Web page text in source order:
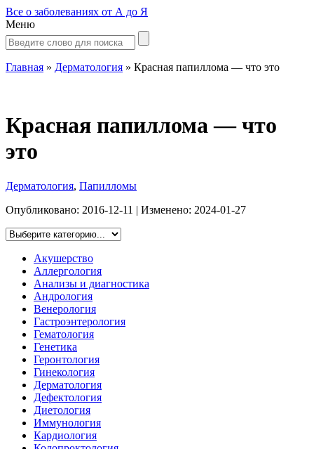
Все о заболеваниях от А до Я
Меню
Главная » Дерматология » Красная папиллома — что это
Красная папиллома — что
это
Дерматология, Папилломы
Опубликовано: 2016-12-11 | Изменено: 2024-01-27
Акушерство
Аллергология
Анализы и диагностика
Андрология
Венерология
Гастроэнтерология
Гематология
Генетика
Геронтология
Гинекология
Дерматология
Дефектология
Диетология
Иммунология
Кардиология